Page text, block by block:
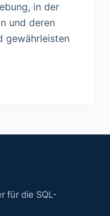
in der
und deren
gewährleisten
für die SQL-